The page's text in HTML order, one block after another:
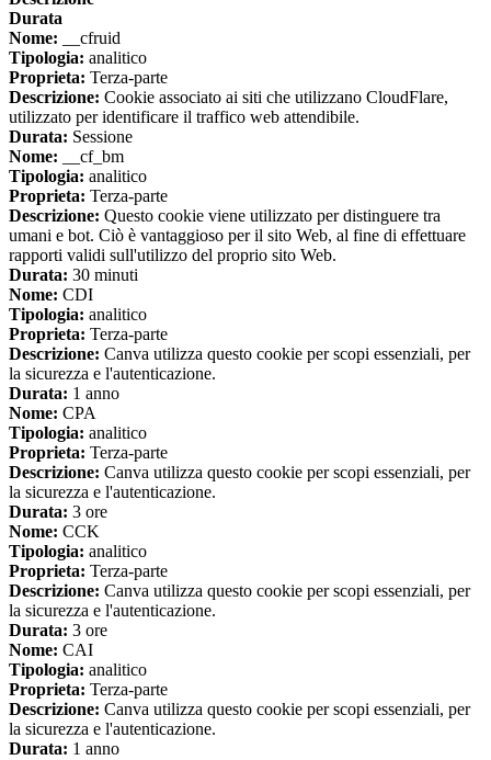
Durata
Nome: __cfruid
Tipologia: analitico
Proprieta: Terza-parte
Descrizione: Cookie associato ai siti che utilizzano CloudFlare,
utilizzato per identificare il traffico web attendibile.
Durata: Sessione
Nome: __cf_bm
Tipologia: analitico
Proprieta: Terza-parte
Descrizione: Questo cookie viene utilizzato per distinguere tra
umani e bot. Ciò è vantaggioso per il sito Web, al fine di effettuare
rapporti validi sull'utilizzo del proprio sito Web.
Durata: 30 minuti
Nome: CDI
Tipologia: analitico
Proprieta: Terza-parte
Descrizione: Canva utilizza questo cookie per scopi essenziali, per
la sicurezza e l'autenticazione.
Durata: 1 anno
Nome: CPA
Tipologia: analitico
Proprieta: Terza-parte
Descrizione: Canva utilizza questo cookie per scopi essenziali, per
la sicurezza e l'autenticazione.
Durata: 3 ore
Nome: CCK
Tipologia: analitico
Proprieta: Terza-parte
Descrizione: Canva utilizza questo cookie per scopi essenziali, per
la sicurezza e l'autenticazione.
Durata: 3 ore
Nome: CAI
Tipologia: analitico
Proprieta: Terza-parte
Descrizione: Canva utilizza questo cookie per scopi essenziali, per
la sicurezza e l'autenticazione.
Durata: 1 anno